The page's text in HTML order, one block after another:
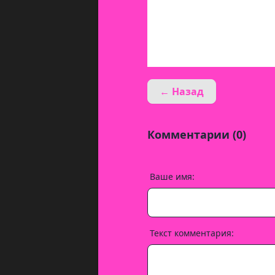
← Назад
Комментарии (0)
Ваше имя:
Текст комментария: